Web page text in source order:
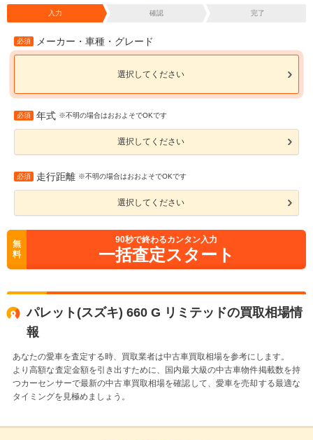
入力 確認 完了
必須 メーカー・車種・グレード
選択してください
必須 年式 ※不明の場合はおおよそでOKです
選択してください
必須 走行距離 ※不明の場合はおおよそでOKです
選択してください
無
料
90秒で終わるカンタン入力
一括査定スタート
パレット(スズキ) 660 G リミテッドの買取相場情
報
あなたの愛車を査定する時、買取業者は中古車買取相場を参考にします。
より高額な査定金額を引き出すために、国内最大級の中古車物件掲載数を持
つカーセンサーで最新の中古車買取相場を確認して、愛車を売却する最適な
タイミングを見極めましょう。